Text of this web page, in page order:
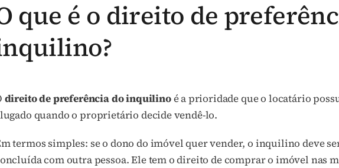
que é o direito de
direito de preferência do inquilinoé a prioridade que o locatário
quando o proprietário decide vendê-lo.
termos simples: se o dono do imóvel quer vender, o inquilino deve
com outra pessoa. Ele tem o direito de comprar o imóvel nas